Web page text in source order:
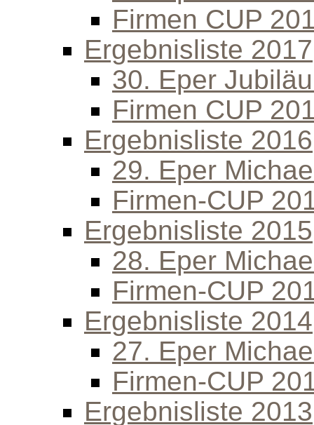
Firmen CUP
Ergebnisliste 2017
30. Eper
Firmen CUP
Ergebnisliste 2016
29. Eper
Firmen-CUP
Ergebnisliste 2015
28. Eper
Firmen-CUP
Ergebnisliste 2014
27. Eper
Firmen-CUP
Ergebnisliste 2013